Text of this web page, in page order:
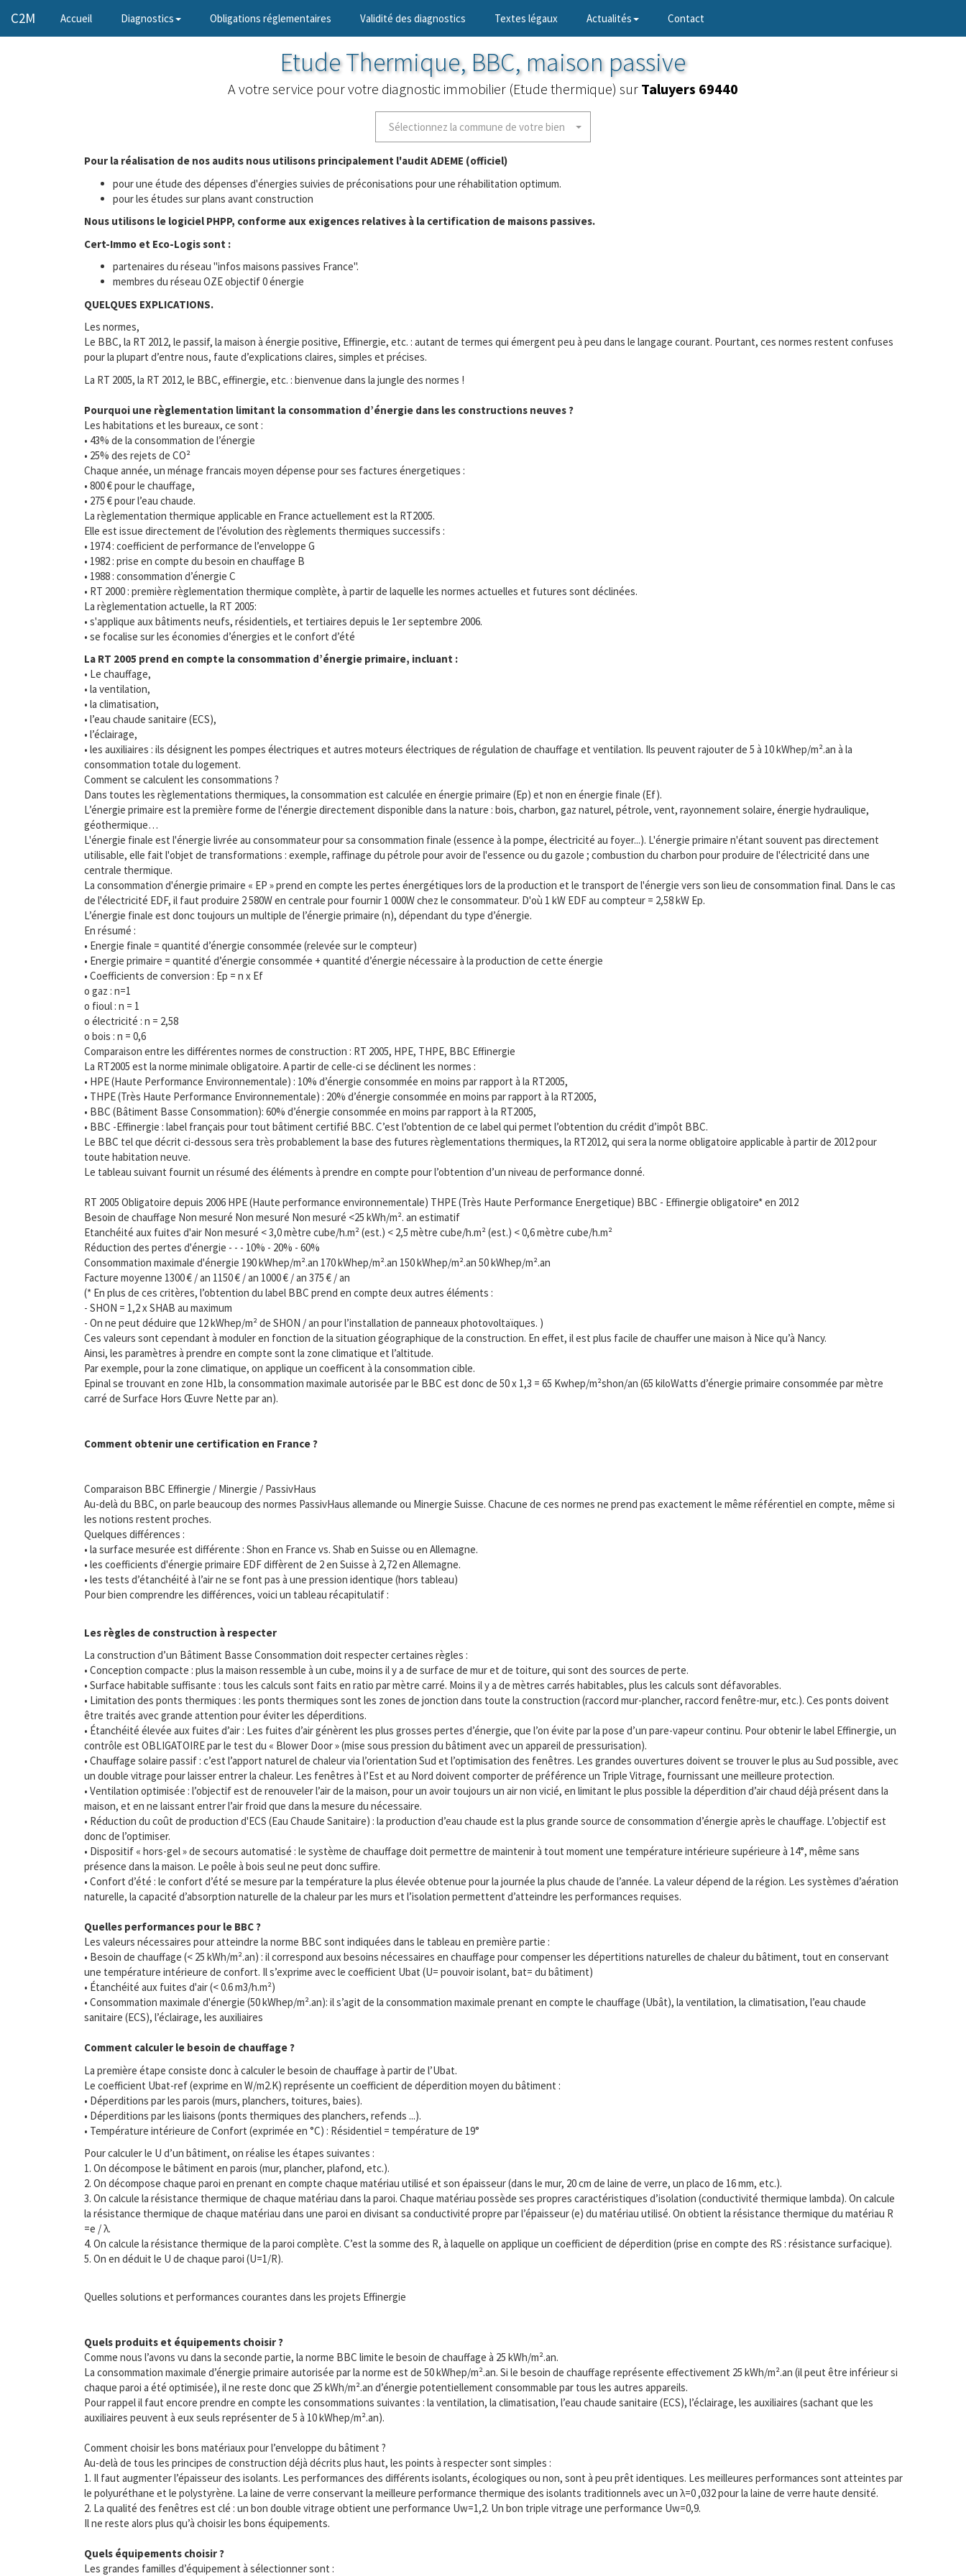
C2M Accueil (current)Diagnostics Obligations réglementaires Validité des diagnostics Textes légaux Actualités Contact
Etude Thermique, BBC, maison passive
A votre service pour votre diagnostic immobilier (Etude thermique) sur Taluyers 69440
Sélectionnez la commune de votre bien
Pour la réalisation de nos audits nous utilisons principalement l'audit ADEME (officiel)
pour une étude des dépenses d'énergies suivies de préconisations pour une réhabilitation optimum.
pour les études sur plans avant construction
Nous utilisons le logiciel PHPP, conforme aux exigences relatives à la certification de maisons passives.
Cert-Immo et Eco-Logis sont :
partenaires du réseau "infos maisons passives France".
membres du réseau OZE objectif 0 énergie
QUELQUES EXPLICATIONS.
Les normes,
Le BBC, la RT 2012, le passif, la maison à énergie positive, Effinergie, etc. : autant de termes qui émergent peu à peu dans le langage courant. Pourtant, ces normes restent confuses
pour la plupart d’entre nous, faute d’explications claires, simples et précises.
La RT 2005, la RT 2012, le BBC, effinergie, etc. : bienvenue dans la jungle des normes !
Pourquoi une règlementation limitant la consommation d’énergie dans les constructions neuves ?
Les habitations et les bureaux, ce sont :
• 43% de la consommation de l’énergie
• 25% des rejets de CO²
Chaque année, un ménage francais moyen dépense pour ses factures énergetiques :
• 800 € pour le chauffage,
• 275 € pour l’eau chaude.
La règlementation thermique applicable en France actuellement est la RT2005.
Elle est issue directement de l’évolution des règlements thermiques successifs :
• 1974 : coefficient de performance de l’enveloppe G
• 1982 : prise en compte du besoin en chauffage B
• 1988 : consommation d’énergie C
• RT 2000 : première règlementation thermique complète, à partir de laquelle les normes actuelles et futures sont déclinées.
La règlementation actuelle, la RT 2005:
• s'applique aux bâtiments neufs, résidentiels, et tertiaires depuis le 1er septembre 2006.
• se focalise sur les économies d’énergies et le confort d’été
La RT 2005 prend en compte la consommation d’énergie primaire, incluant :
• Le chauffage,
• la ventilation,
• la climatisation,
• l’eau chaude sanitaire (ECS),
• l’éclairage,
• les auxiliaires : ils désignent les pompes électriques et autres moteurs électriques de régulation de chauffage et ventilation. Ils peuvent rajouter de 5 à 10 kWhep/m².an à la
consommation totale du logement.
Comment se calculent les consommations ?
Dans toutes les règlementations thermiques, la consommation est calculée en énergie primaire (Ep) et non en énergie finale (Ef).
L’énergie primaire est la première forme de l'énergie directement disponible dans la nature : bois, charbon, gaz naturel, pétrole, vent, rayonnement solaire, énergie hydraulique,
géothermique…
L'énergie finale est l'énergie livrée au consommateur pour sa consommation finale (essence à la pompe, électricité au foyer...). L'énergie primaire n'étant souvent pas directement
utilisable, elle fait l'objet de transformations : exemple, raffinage du pétrole pour avoir de l'essence ou du gazole ; combustion du charbon pour produire de l'électricité dans une
centrale thermique.
La consommation d'énergie primaire « EP » prend en compte les pertes énergétiques lors de la production et le transport de l'énergie vers son lieu de consommation final. Dans le cas
de l'électricité EDF, il faut produire 2 580W en centrale pour fournir 1 000W chez le consommateur. D'où 1 kW EDF au compteur = 2,58 kW Ep.
L’énergie finale est donc toujours un multiple de l’énergie primaire (n), dépendant du type d’énergie.
En résumé :
• Energie finale = quantité d’énergie consommée (relevée sur le compteur)
• Energie primaire = quantité d’énergie consommée + quantité d’énergie nécessaire à la production de cette énergie
• Coefficients de conversion : Ep = n x Ef
o gaz : n=1
o fioul : n = 1
o électricité : n = 2,58
o bois : n = 0,6
Comparaison entre les différentes normes de construction : RT 2005, HPE, THPE, BBC Effinergie
La RT2005 est la norme minimale obligatoire. A partir de celle-ci se déclinent les normes :
• HPE (Haute Performance Environnementale) : 10% d’énergie consommée en moins par rapport à la RT2005,
• THPE (Très Haute Performance Environnementale) : 20% d’énergie consommée en moins par rapport à la RT2005,
• BBC (Bâtiment Basse Consommation): 60% d’énergie consommée en moins par rapport à la RT2005,
• BBC -Effinergie : label français pour tout bâtiment certifié BBC. C’est l’obtention de ce label qui permet l’obtention du crédit d’impôt BBC.
Le BBC tel que décrit ci-dessous sera très probablement la base des futures règlementations thermiques, la RT2012, qui sera la norme obligatoire applicable à partir de 2012 pour
toute habitation neuve.
Le tableau suivant fournit un résumé des éléments à prendre en compte pour l’obtention d’un niveau de performance donné.
RT 2005 Obligatoire depuis 2006 HPE (Haute performance environnementale) THPE (Très Haute Performance Energetique) BBC - Effinergie obligatoire* en 2012
Besoin de chauffage Non mesuré Non mesuré Non mesuré <25 kWh/m². an estimatif
Etanchéité aux fuites d'air Non mesuré < 3,0 mètre cube/h.m² (est.) < 2,5 mètre cube/h.m² (est.) < 0,6 mètre cube/h.m²
Réduction des pertes d'énergie - - - 10% - 20% - 60%
Consommation maximale d'énergie 190 kWhep/m².an 170 kWhep/m².an 150 kWhep/m².an 50 kWhep/m².an
Facture moyenne 1300 € / an 1150 € / an 1000 € / an 375 € / an
(* En plus de ces critères, l’obtention du label BBC prend en compte deux autres éléments :
- SHON = 1,2 x SHAB au maximum
- On ne peut déduire que 12 kWhep/m² de SHON / an pour l’installation de panneaux photovoltaïques. )
Ces valeurs sont cependant à moduler en fonction de la situation géographique de la construction. En effet, il est plus facile de chauffer une maison à Nice qu’à Nancy.
Ainsi, les paramètres à prendre en compte sont la zone climatique et l’altitude.
Par exemple, pour la zone climatique, on applique un coefficent à la consommation cible.
Epinal se trouvant en zone H1b, la consommation maximale autorisée par le BBC est donc de 50 x 1,3 = 65 Kwhep/m²shon/an (65 kiloWatts d’énergie primaire consommée par mètre
carré de Surface Hors Œuvre Nette par an).
Comment obtenir une certification en France ?
Comparaison BBC Effinergie / Minergie / PassivHaus
Au-delà du BBC, on parle beaucoup des normes PassivHaus allemande ou Minergie Suisse. Chacune de ces normes ne prend pas exactement le même référentiel en compte, même si
les notions restent proches.
Quelques différences :
• la surface mesurée est différente : Shon en France vs. Shab en Suisse ou en Allemagne.
• les coefficients d'énergie primaire EDF diffèrent de 2 en Suisse à 2,72 en Allemagne.
• les tests d’étanchéité à l’air ne se font pas à une pression identique (hors tableau)
Pour bien comprendre les différences, voici un tableau récapitulatif :
Les règles de construction à respecter
La construction d’un Bâtiment Basse Consommation doit respecter certaines règles :
• Conception compacte : plus la maison ressemble à un cube, moins il y a de surface de mur et de toiture, qui sont des sources de perte.
• Surface habitable suffisante : tous les calculs sont faits en ratio par mètre carré. Moins il y a de mètres carrés habitables, plus les calculs sont défavorables.
• Limitation des ponts thermiques : les ponts thermiques sont les zones de jonction dans toute la construction (raccord mur-plancher, raccord fenêtre-mur, etc.). Ces ponts doivent
être traités avec grande attention pour éviter les déperditions.
• Étanchéité élevée aux fuites d’air : Les fuites d’air génèrent les plus grosses pertes d’énergie, que l’on évite par la pose d’un pare-vapeur continu. Pour obtenir le label Effinergie, un
contrôle est OBLIGATOIRE par le test du « Blower Door » (mise sous pression du bâtiment avec un appareil de pressurisation).
• Chauffage solaire passif : c’est l’apport naturel de chaleur via l’orientation Sud et l’optimisation des fenêtres. Les grandes ouvertures doivent se trouver le plus au Sud possible, avec
un double vitrage pour laisser entrer la chaleur. Les fenêtres à l’Est et au Nord doivent comporter de préférence un Triple Vitrage, fournissant une meilleure protection.
• Ventilation optimisée : l’objectif est de renouveler l’air de la maison, pour un avoir toujours un air non vicié, en limitant le plus possible la déperdition d’air chaud déjà présent dans la
maison, et en ne laissant entrer l’air froid que dans la mesure du nécessaire.
• Réduction du coût de production d'ECS (Eau Chaude Sanitaire) : la production d’eau chaude est la plus grande source de consommation d’énergie après le chauffage. L’objectif est
donc de l’optimiser.
• Dispositif « hors-gel » de secours automatisé : le système de chauffage doit permettre de maintenir à tout moment une température intérieure supérieure à 14°, même sans
présence dans la maison. Le poêle à bois seul ne peut donc suffire.
• Confort d’été : le confort d’été se mesure par la température la plus élevée obtenue pour la journée la plus chaude de l’année. La valeur dépend de la région. Les systèmes d’aération
naturelle, la capacité d’absorption naturelle de la chaleur par les murs et l’isolation permettent d’atteindre les performances requises.
Quelles performances pour le BBC ?
Les valeurs nécessaires pour atteindre la norme BBC sont indiquées dans le tableau en première partie :
• Besoin de chauffage (< 25 kWh/m².an) : il correspond aux besoins nécessaires en chauffage pour compenser les dépertitions naturelles de chaleur du bâtiment, tout en conservant
une température intérieure de confort. Il s’exprime avec le coefficient Ubat (U= pouvoir isolant, bat= du bâtiment)
• Étanchéité aux fuites d'air (< 0.6 m3/h.m²)
• Consommation maximale d'énergie (50 kWhep/m².an): il s’agit de la consommation maximale prenant en compte le chauffage (Ubât), la ventilation, la climatisation, l’eau chaude
sanitaire (ECS), l’éclairage, les auxiliaires
Comment calculer le besoin de chauffage ?
La première étape consiste donc à calculer le besoin de chauffage à partir de l’Ubat.
Le coefficient Ubat-ref (exprime en W/m2.K) représente un coefficient de déperdition moyen du bâtiment :
• Déperditions par les parois (murs, planchers, toitures, baies).
• Déperditions par les liaisons (ponts thermiques des planchers, refends ...).
• Température intérieure de Confort (exprimée en °C) : Résidentiel = température de 19°
Pour calculer le U d’un bâtiment, on réalise les étapes suivantes :
1. On décompose le bâtiment en parois (mur, plancher, plafond, etc.).
2. On décompose chaque paroi en prenant en compte chaque matériau utilisé et son épaisseur (dans le mur, 20 cm de laine de verre, un placo de 16 mm, etc.).
3. On calcule la résistance thermique de chaque matériau dans la paroi. Chaque matériau possède ses propres caractéristiques d’isolation (conductivité thermique lambda). On calcule
la résistance thermique de chaque matériau dans une paroi en divisant sa conductivité propre par l’épaisseur (e) du matériau utilisé. On obtient la résistance thermique du matériau R
=e / λ.
4. On calcule la résistance thermique de la paroi complète. C’est la somme des R, à laquelle on applique un coefficient de déperdition (prise en compte des RS : résistance surfacique).
5. On en déduit le U de chaque paroi (U=1/R).
Quelles solutions et performances courantes dans les projets Effinergie
Quels produits et équipements choisir ?
Comme nous l’avons vu dans la seconde partie, la norme BBC limite le besoin de chauffage à 25 kWh/m².an.
La consommation maximale d’énergie primaire autorisée par la norme est de 50 kWhep/m².an. Si le besoin de chauffage représente effectivement 25 kWh/m².an (il peut être inférieur si
chaque paroi a été optimisée), il ne reste donc que 25 kWh/m².an d’énergie potentiellement consommable par tous les autres appareils.
Pour rappel il faut encore prendre en compte les consommations suivantes : la ventilation, la climatisation, l’eau chaude sanitaire (ECS), l’éclairage, les auxiliaires (sachant que les
auxiliaires peuvent à eux seuls représenter de 5 à 10 kWhep/m².an).
Comment choisir les bons matériaux pour l’enveloppe du bâtiment ?
Au-delà de tous les principes de construction déjà décrits plus haut, les points à respecter sont simples :
1. Il faut augmenter l’épaisseur des isolants. Les performances des différents isolants, écologiques ou non, sont à peu prêt identiques. Les meilleures performances sont atteintes par
le polyuréthane et le polystyrène. La laine de verre conservant la meilleure performance thermique des isolants traditionnels avec un λ=0 ,032 pour la laine de verre haute densité.
2. La qualité des fenêtres est clé : un bon double vitrage obtient une performance Uw=1,2. Un bon triple vitrage une performance Uw=0,9.
Il ne reste alors plus qu’à choisir les bons équipements.
Quels équipements choisir ?
Les grandes familles d’équipement à sélectionner sont :